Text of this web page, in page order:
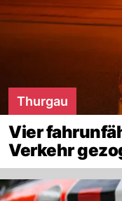
Thurgau
Vier
Verkehr